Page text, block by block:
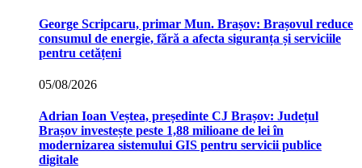
George Scripcaru, primar Mun. Brașov: Brașovul reduce
consumul de energie, fără a afecta siguranța și serviciile
pentru cetățeni
05/08/2026
Adrian Ioan Veștea, președinte CJ Brașov: Județul
Brașov investește peste 1,88 milioane de lei în
modernizarea sistemului GIS pentru servicii publice
digitale